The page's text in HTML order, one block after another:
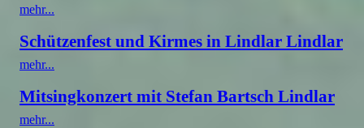
mehr...
Schützenfest und Kirmes in Lindlar Lindlar
mehr...
Mitsingkonzert mit Stefan Bartsch Lindlar
mehr...